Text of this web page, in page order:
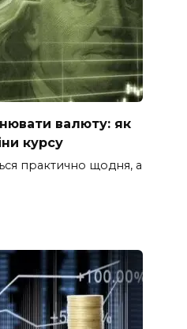
валюту: як
курсу
практично щодня, а